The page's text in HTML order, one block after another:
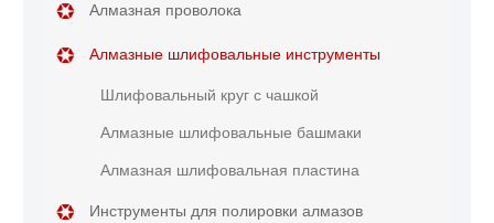
Алмазная проволока
Алмазные шлифовальные инструменты
Шлифовальный круг с чашкой
Алмазные шлифовальные башмаки
Алмазная шлифовальная пластина
Инструменты для полировки алмазов